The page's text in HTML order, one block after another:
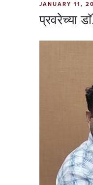
POSTED
JANUARY 11,
प्रवरेच्या